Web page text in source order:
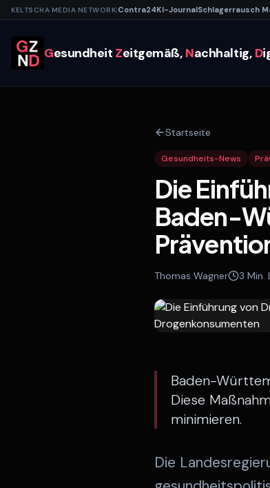
KELTSCHA MEDIA NETWORK|Contra24KI-JournalSchlagerrausch
Gesundheit Zeitgemäß, Nachhaltig, D
Startseite
Gesundheits-News
Die
Baden-
Thomas Wagner 3 Min.
Baden-
Diese
minimieren.
Die